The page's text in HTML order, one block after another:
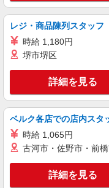
1夜
資格・
埼
パート 職業紹介
株式会社トラストグロー
小規模
時
埼
キープ
レジ・商品陳列スタッフ
時給 1,180円
堺市堺区
詳細を見る
ベルク各店での店内スタ
時給 1,065円
古河市・佐野市・前
詳細を見る